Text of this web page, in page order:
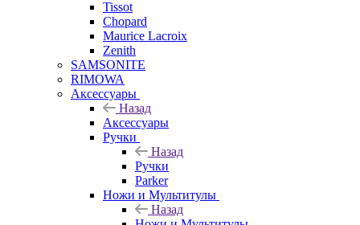
Tissot
Chopard
Maurice Lacroix
Zenith
SAMSONITE
RIMOWA
Аксессуары
Назад
Аксессуары
Ручки
Назад
Ручки
Parker
Ножи и Мультитулы
Назад